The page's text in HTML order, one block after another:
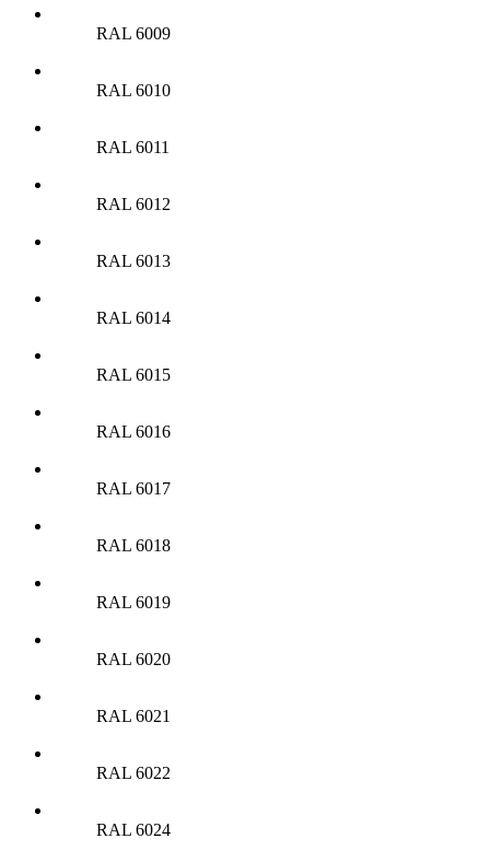
RAL 6009
RAL 6010
RAL 6011
RAL 6012
RAL 6013
RAL 6014
RAL 6015
RAL 6016
RAL 6017
RAL 6018
RAL 6019
RAL 6020
RAL 6021
RAL 6022
RAL 6024